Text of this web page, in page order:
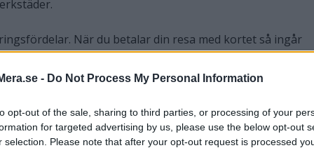
- Do Not Process My Personal Information
opt-out of the sale, sharing to third parties, or processing of your
for targeted advertising by us, please use the below opt-out
selection. Please note that after your opt-out request is processed
När du betalar din resa med kortet så ingår
ersättning för försenat transportmedel eller
Försäkringen reducerar även din självrisk för personbil
överväga. Speciellt eftersom det inte har någon